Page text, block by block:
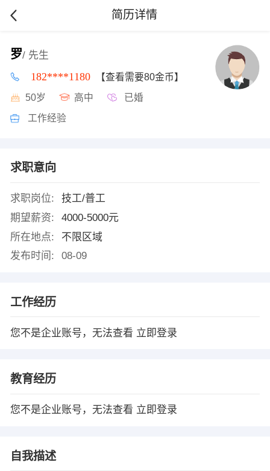
简历详情
罗/ 先生
182****1180 【查看需要80金币】
50岁 高中 已婚
工作经验
求职意向
求职岗位:
技工/普工
期望薪资:
4000-5000元
所在地点:
不限区域
发布时间:
08-09
工作经历
您不是企业账号，无法查看 立即登录
教育经历
您不是企业账号，无法查看 立即登录
自我描述